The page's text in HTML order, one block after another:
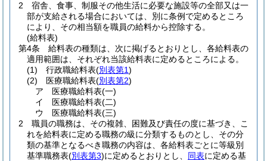
2
宿舎、食事、制服その他生活に必要な施設等の全部又は一
部が支給される場合においては、別に条例で定めるところ
により、その相当額を職員の給料から控除する。
(給料表)
第4条
給料表の種類は、次に掲げるとおりとし、各給料表の
適用範囲は、それぞれ当該給料表に定めるところによる。
(1)
行政職給料表(別表第1)
(2)
医療職給料表(別表第2)
ア
医療職給料表(一)
イ
医療職給料表(二)
ウ
医療職給料表(三)
2
職員の職務は、その複雑、困難及び責任の度に基づき、こ
れを給料表に定める職務の級に分類するものとし、その分
類の基準となるべき職務の内容は、各給料表ごとに等級別
基準職務表(別表第3)に定めるとおりとし、 同表に定める基